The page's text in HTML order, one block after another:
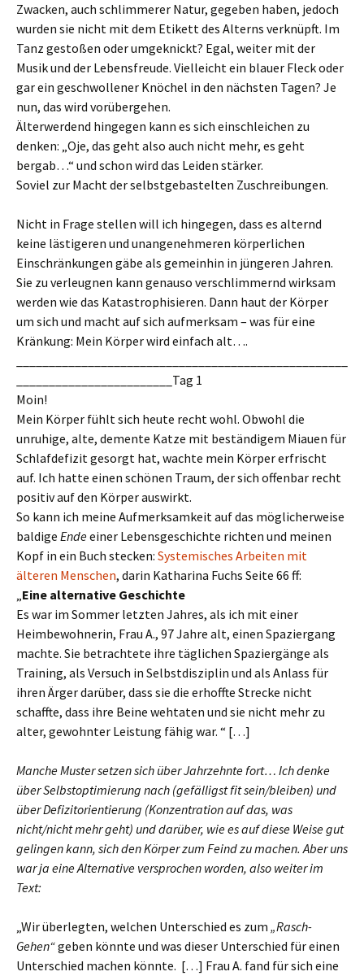
Zwacken, auch schlimmerer Natur, gegeben haben, jedoch
wurden sie nicht mit dem Etikett des Alterns verknüpft. Im
Tanz gestoßen oder umgeknickt? Egal, weiter mit der
Musik und der Lebensfreude. Vielleicht ein blauer Fleck oder
gar ein geschwollener Knöchel in den nächsten Tagen? Je
nun, das wird vorübergehen.
Älterwerdend hingegen kann es sich einschleichen zu
denken: „Oje, das geht also auch nicht mehr, es geht
bergab…“ und schon wird das Leiden stärker.
Soviel zur Macht der selbstgebastelten Zuschreibungen.
Nicht in Frage stellen will ich hingegen, dass es alternd
keine lästigeren und unangenehmeren körperlichen
Einschränkungen gäbe als gemeinhin in jüngeren Jahren.
Sie zu verleugnen kann genauso verschlimmernd wirksam
werden wie das Katastrophisieren. Dann haut der Körper
um sich und macht auf sich aufmerksam – was für eine
Kränkung: Mein Körper wird einfach alt….
________________________Tag 1
Moin!
Mein Körper fühlt sich heute recht wohl. Obwohl die
unruhige, alte, demente Katze mit beständigem Miauen für
Schlafdefizit gesorgt hat, wachte mein Körper erfrischt
auf. Ich hatte einen schönen Traum, der sich offenbar recht
positiv auf den Körper auswirkt.
So kann ich meine Aufmerksamkeit auf das möglicherweise
baldige Endeeiner Lebensgeschichte richten und meinen
Kopf in ein Buch stecken: Systemisches Arbeiten mit
älteren Menschen, darin Katharina Fuchs Seite 66 ff:
„Eine alternative Geschichte
Es war im Sommer letzten Jahres, als ich mit einer
Heimbewohnerin, Frau A., 97 Jahre alt, einen Spaziergang
machte. Sie betrachtete ihre täglichen Spaziergänge als
Training, als Versuch in Selbstdisziplin und als Anlass für
ihren Ärger darüber, dass sie die erhoffte Strecke nicht
schaffte, dass ihre Beine wehtaten und sie nicht mehr zu
alter, gewohnter Leistung fähig war. “ […]
Manche Muster setzen sich über Jahrzehnte fort… Ich denke
über Selbstoptimierung nach (gefälligst fit sein/bleiben) und
über Defizitorientierung (Konzentration auf das, was
nicht/nicht mehr geht) und darüber, wie es auf diese Weise gut
gelingen kann, sich den Körper zum Feind zu machen. Aber uns
war ja eine Alternative versprochen worden, also weiter im
Text:
„Wir überlegten, welchen Unterschied es zum „Rasch-
Gehen“geben könnte und was dieser Unterschied für einen
Unterschied machen könnte. […] Frau A. fand für sich eine